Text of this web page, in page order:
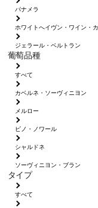
パナメラ
ホワイトへイヴン・ワイン・
ジェラール・ベルトラン
葡萄品種
すべて
カベルネ・ソーヴィニヨン
メルロー
ピノ・ノワール
シャルドネ
ソーヴィニヨン・ブラン
タイプ
すべて